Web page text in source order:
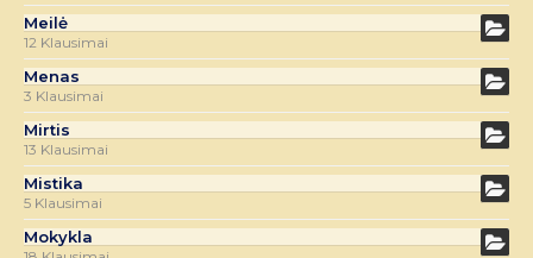
Meilė
12 Klausimai
Menas
3 Klausimai
Mirtis
13 Klausimai
Mistika
5 Klausimai
Mokykla